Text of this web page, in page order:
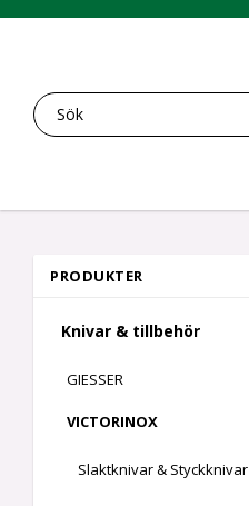
PRODUKTER
Knivar & tillbehör
GIESSER
VICTORINOX
Slaktknivar & Styckknivar